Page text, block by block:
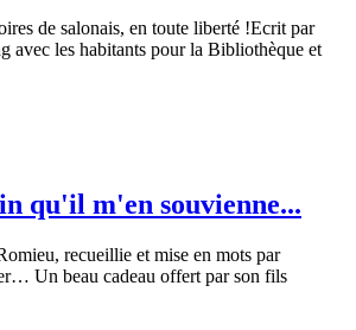
de salonais, en toute liberté !Ecrit par
avec les habitants pour la Bibliothèque et
qu'il m'en souvienne...
recueillie et mise en mots par
Un beau cadeau offert par son fils